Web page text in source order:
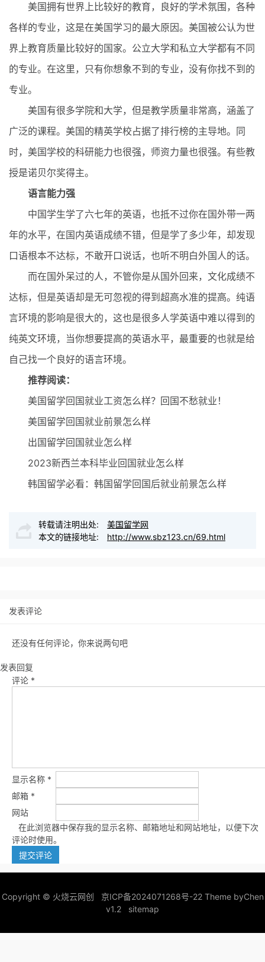
美国拥有世界上比较好的教育，良好的学术氛围，各种
各样的专业，这是在美国学习的最大原因。美国被公认为世
界上教育质量比较好的国家。公立大学和私立大学都有不同
的专业。在这里，只有你想象不到的专业，没有你找不到的
专业。
美国有很多学院和大学，但是教学质量非常高，涵盖了
广泛的课程。美国的精英学校占据了排行榜的主导地。同
时，美国学校的科研能力也很强，师资力量也很强。有些教
授是诺贝尔奖得主。
语言能力强
中国学生学了六七年的英语，也抵不过你在国外带一两
年的水平，在国内英语成绩不错，但是学了多少年，却发现
口语根本不达标，不敢开口说话，也听不明白外国人的话。
而在国外呆过的人，不管你是从国外回来，文化成绩不
达标，但是英语却是无可忽视的得到超高水准的提高。纯语
言环境的影响是很大的，这也是很多人学英语中难以得到的
纯英文环境，当你想要提高的英语水平，最重要的也就是给
自己找一个良好的语言环境。
推荐阅读：
美国留学回国就业工资怎么样？回国不愁就业！
美国留学回国就业前景怎么样
出国留学回国就业怎么样
2023新西兰本科毕业回国就业怎么样
韩国留学必看：韩国留学回国后就业前景怎么样
转载请注明出处:
美国留学网
本文的链接地址:
http://www.sbz123.cn/69.html
发表评论
还没有任何评论，你来说两句吧
发表回复
评论 *
显示名称 *
邮箱 *
网站
在此浏览器中保存我的显示名称、邮箱地址和网站地址，以便下次
评论时使用。
Copyright © 火烧云网创 京ICP备2024071268号-22Theme byChen
v1.2
sitemap